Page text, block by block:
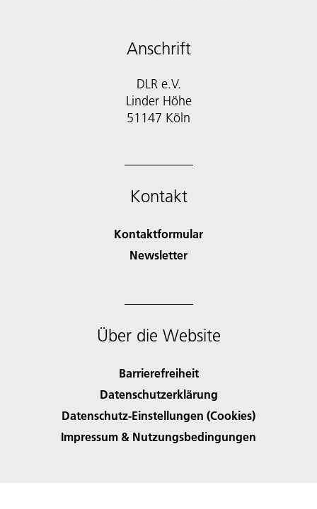
Anschrift
DLR e.V.
Linder Höhe
51147 Köln
Kontakt
Kontaktformular
Newsletter
Über die Website
Barrierefreiheit
Datenschutzerklärung
Datenschutz-Einstellungen (Cookies)
Impressum & Nutzungsbedingungen